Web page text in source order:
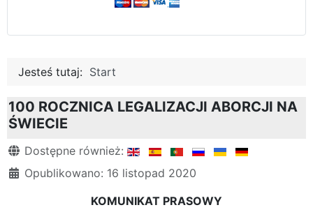
Jesteś tutaj: Start
100 ROCZNICA LEGALIZACJI ABORCJI NA
ŚWIECIE
Szczegóły
Dostępne również:
Opublikowano: 16 listopad 2020
KOMUNIKAT PRASOWY